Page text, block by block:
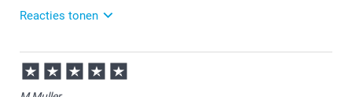
Reacties tonen
11-12-2024
12:54
Bedankt voor je review. Wat fijn om te lezen dat je